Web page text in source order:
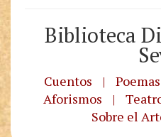
Biblioteca
Cuentos | Poemas
Aforismos
|
Sobre el